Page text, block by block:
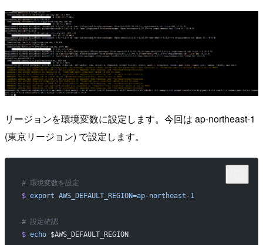
リージョンを環境変数に設定します。今回は ap-northeast-1
(東京リージョン) で設定します。
# 環境変数を設定
$ export AWS_DEFAULT_REGION=ap-northeast-1
# 設定確認
$ echo $AWS_DEFAULT_REGION